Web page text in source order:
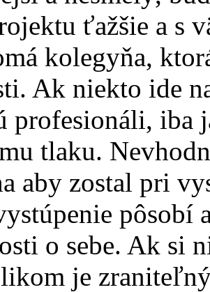
ťažšie a s
kolegyňa,
Ak niekto ide
profesionáli, iba
tlaku.
aby zostal pri
pôsobí
o sebe. Ak si
je